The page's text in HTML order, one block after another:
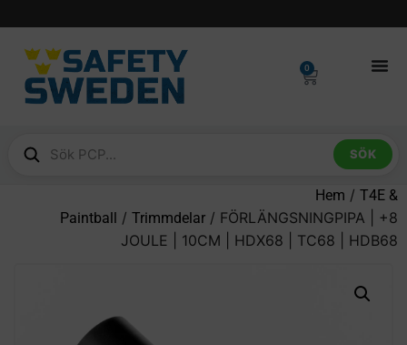
0
SÖK
Hem / T4E &
Paintball / Trimmdelar / FÖRLÄNGSNINGPIPA | +8
JOULE | 10CM | HDX68 | TC68 | HDB68